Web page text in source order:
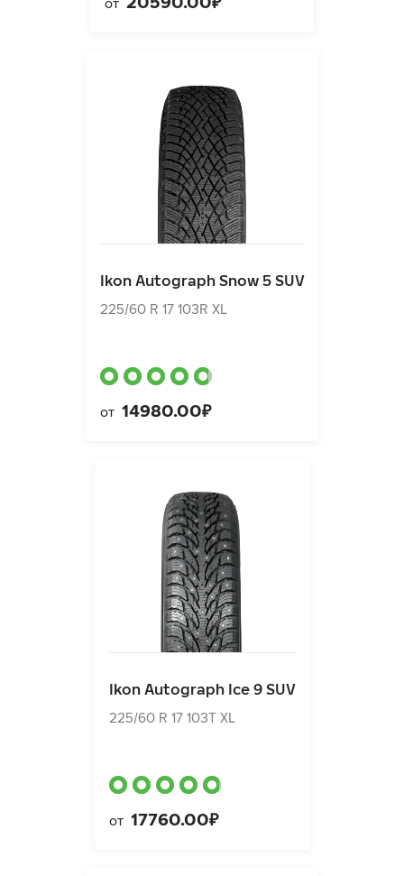
от
Ikon Autograph Snow 5 SUV
225/60 R 17 103R XL
от 14980.00₽
Ikon Autograph Ice 9 SUV
225/60 R 17 103T XL
от 17760.00₽
Ikon Autograph Snow 5 SUV
225/60 R 17 103R XL
от14980.00₽
Ikon Autograph Ice 9 SUV
225/60 R 17 103T XL
от17760.00₽